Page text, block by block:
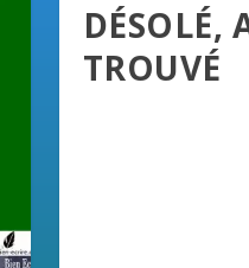
DÉSOLÉ,
TROUVÉ